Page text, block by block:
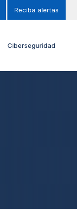
Reciba alertas
Ciberseguridad